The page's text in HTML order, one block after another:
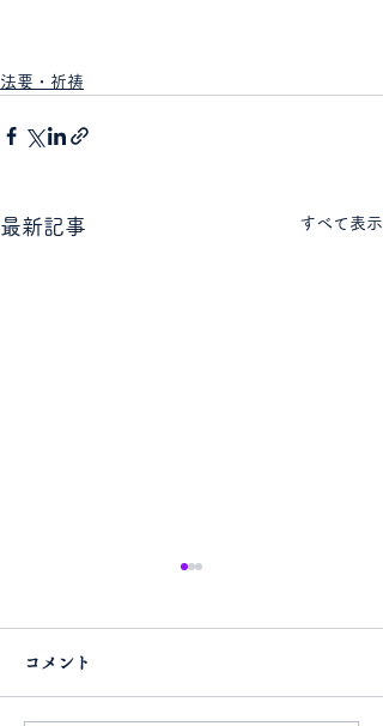
法要・祈祷
最新記事 すべて表示
コメント